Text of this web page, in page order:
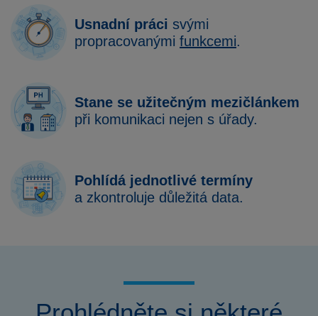
Usnadní práci svými
propracovanými funkcemi.
Stane se užitečným mezičlánkem
při komunikaci nejen s úřady.
Pohlídá jednotlivé termíny
a zkontroluje důležitá data.